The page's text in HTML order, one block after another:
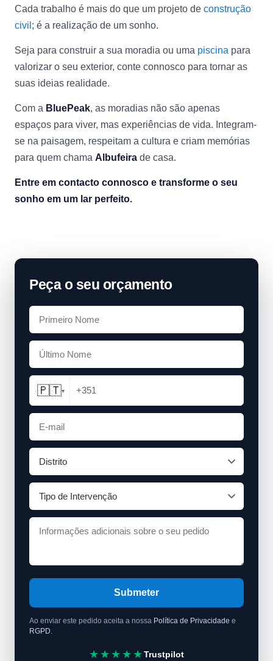
Cada trabalho é mais do que um projeto de construção
civil ; é a realização de um sonho.
Seja para construir a sua moradia ou uma piscina para
valorizar o seu exterior, conte connosco para tornar as
suas ideias realidade.
Com a BluePeak, as moradias não são apenas
espaços para viver, mas experiências de vida. Integram-
se na paisagem, respeitam a cultura e criam memórias
para quem chama Albufeira de casa.
Entre em contacto connosco e transforme o seu
sonho em um lar perfeito.
Peça o seu orçamento
🇵🇹▾ +351
Submeter
Ao enviar este pedido aceita a nossa Política de Privacidade e
RGPD
★★★★★Trustpilot